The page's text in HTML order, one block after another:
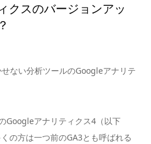
クスのバージョンアッ
ない分析ツールのGoogleアナリテ
Googleアナリティクス4（以下
の方は一つ前のGA3とも呼ばれる